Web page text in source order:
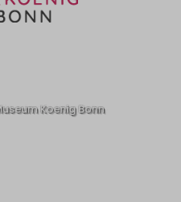
Besuch
Veranstaltungen